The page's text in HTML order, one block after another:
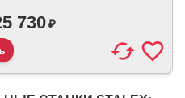
730₽